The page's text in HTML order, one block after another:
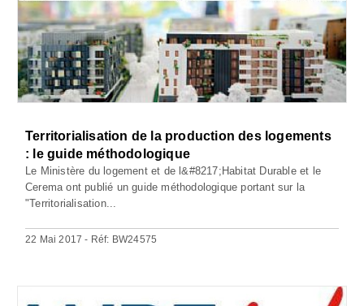
Territorialisation de la production des logements
: le guide méthodologique
Le Ministère du logement et de l&#8217;Habitat Durable et le
Cerema ont publié un guide méthodologique portant sur la
"Territorialisation...
22 Mai 2017 - Réf: BW24575